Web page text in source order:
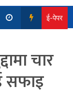
ई-पेपर
चार
सफाइ